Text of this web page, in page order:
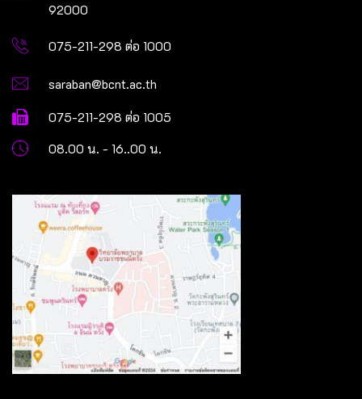
92000
075-211-298 ต่อ 1000
saraban@bcnt.ac.th
075-211-298 ต่อ 1005
08.00 น. - 16..00 น.